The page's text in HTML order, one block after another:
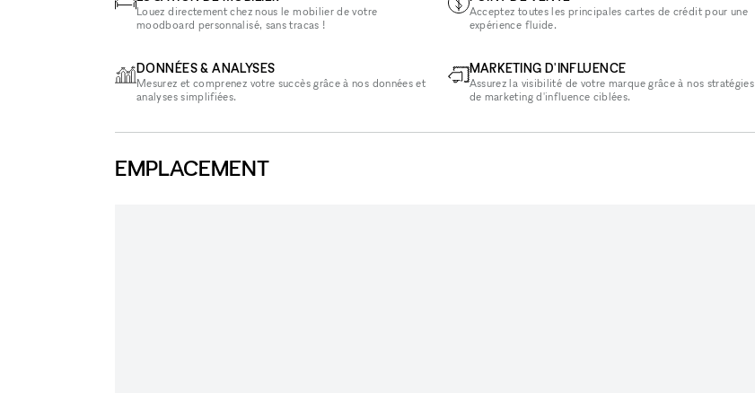
Louez directement chez nous le mobilier de votre
moodboard personnalisé, sans tracas !
DONNÉES & ANALYSES
Mesurez et comprenez votre succès grâce à nos données et
analyses simplifiées.
Acceptez toutes les principales cartes de crédit pour une
expérience fluide.
MARKETING D'INFLUENCE
Assurez la visibilité de votre marque grâce à nos stratégies
de marketing d'influence ciblées.
EMPLACEMENT